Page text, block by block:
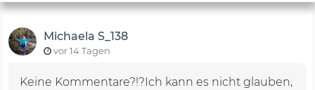
Michaela S_138
vor 14 Tagen
Keine Kommentare?!?Ich kann es nicht glauben,